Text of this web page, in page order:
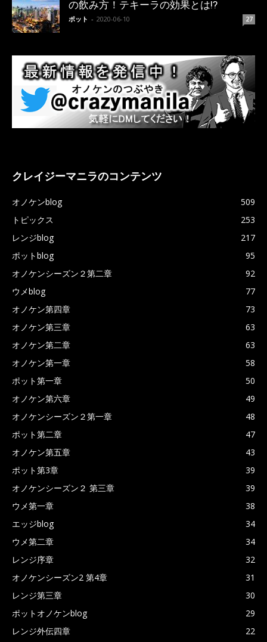
の飲み方！テキーラの効果とは!?
ポット - 2020-06-10 27
クレイジーマニラのコンテンツ
オノケンblog
509
トピックス
253
レンジblog
217
ポットblog
95
オノケンシーズン２第二章
92
ウメblog
77
オノケン第四章
73
オノケン第三章
63
オノケン第二章
63
オノケン第一章
58
ポット第一章
50
オノケン第六章
49
オノケンシーズン２第一章
48
ポット第二章
47
オノケン第五章
43
ポット第3章
39
オノケンシーズン２ 第三章
39
ウメ第一章
38
エッジblog
34
ウメ第二章
34
レンジ序章
32
オノケンシーズン2 第4章
31
レンジ第三章
30
ポットオノケンblog
29
レンジ外伝四章
22